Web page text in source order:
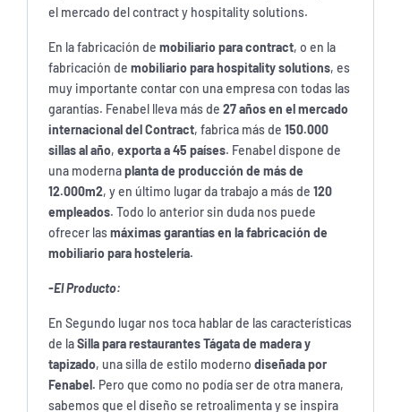
el mercado del contract y hospitality solutions.
En la fabricación de mobiliario para contract, o en la
fabricación de mobiliario para hospitality solutions, es
muy importante contar con una empresa con todas las
garantías. Fenabel lleva más de 27 años en el mercado
internacional del Contract, fabrica más de 150.000
sillas al año, exporta a 45 países. Fenabel dispone de
una modernaplanta de producción de más de
12.000m2, y en último lugar da trabajo a más de 120
empleados. Todo lo anterior sin duda nos puede
ofrecer lasmáximas garantías en la fabricación de
mobiliario para hostelería.
-El Producto:
En Segundo lugar nos toca hablar de las características
de laSilla para restaurantes Tágata de madera y
tapizado, una silla de estilo moderno diseñada por
Fenabel. Pero que como no podía ser de otra manera,
sabemos que el diseño se retroalimenta y se inspira